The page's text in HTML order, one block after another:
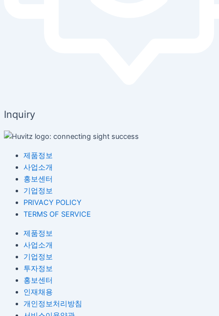
Inquiry
제품정보
사업소개
홍보센터
기업정보
PRIVACY POLICY
TERMS OF SERVICE
제품정보
사업소개
기업정보
투자정보
홍보센터
인재채용
개인정보처리방침